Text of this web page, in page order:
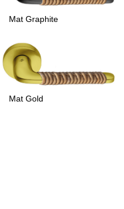
Mat Graphite
Mat Gold